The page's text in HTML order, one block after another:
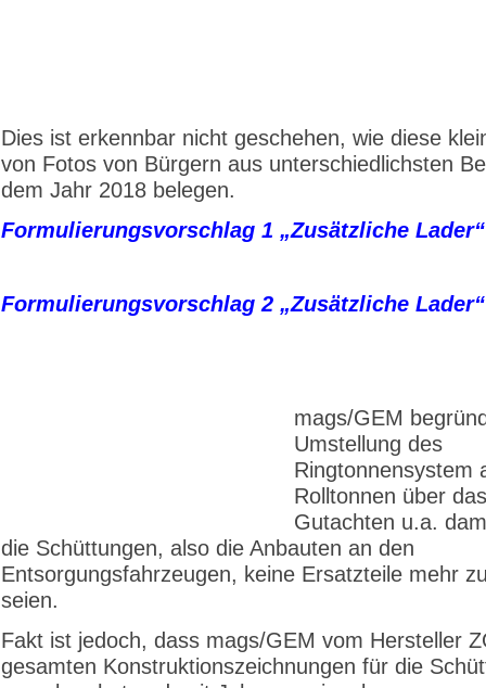
Dies ist erkennbar nicht geschehen, wie diese
von Fotos von Bürgern aus unterschiedlichsten
dem Jahr 2018 belegen.
Formulierungsvorschlag 1 „Zusätzliche Lader“
Formulierungsvorschlag 2 „Zusätzliche Lader“
mags/GEM
Umstellung des
Ringtonnensystem
Rolltonnen über
Gutachten u.a.
die Schüttungen, also die Anbauten an den
Entsorgungsfahrzeugen, keine Ersatzteile mehr
seien.
Fakt ist jedoch, dass mags/GEM vom Hersteller
gesamten Konstruktionszeichnungen für die